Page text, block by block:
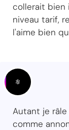
collerait bien
niveau tarif,
l'aime bien
Autant je
comme